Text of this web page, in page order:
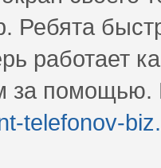
Ребята
работает
за помощью.
telefonov-